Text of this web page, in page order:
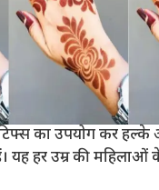
का उपयोग कर
यह हर उम्र की